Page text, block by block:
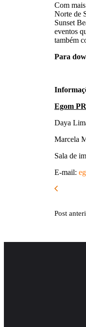
Com
Norte de
Sunset
eventos
também
Para
Egom
Daya
Marcela
Sala de
E-mail:
Post